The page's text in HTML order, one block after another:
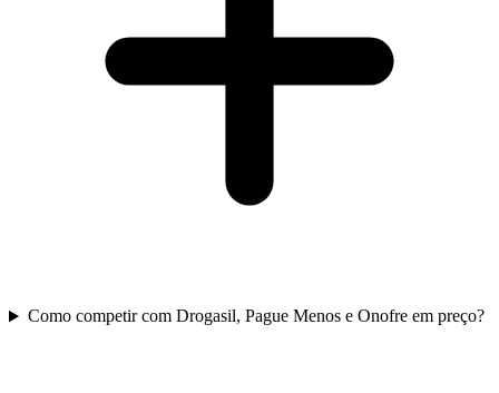
Como competir com Drogasil, Pague Menos e Onofre em preço?